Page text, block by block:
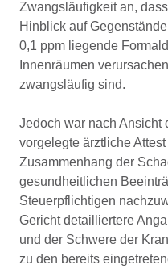
Zwangsläufigkeit an,
Hinblick auf
0,1 ppm liegende
Innenräumen
zwangsläufig sind.
Jedoch war nach Ansicht
vorgelegte ärztliche
Zusammenhang der
gesundheitlichen
Steuerpflichtigen
Gericht detailliertere
und der Schwere der
zu den bereits